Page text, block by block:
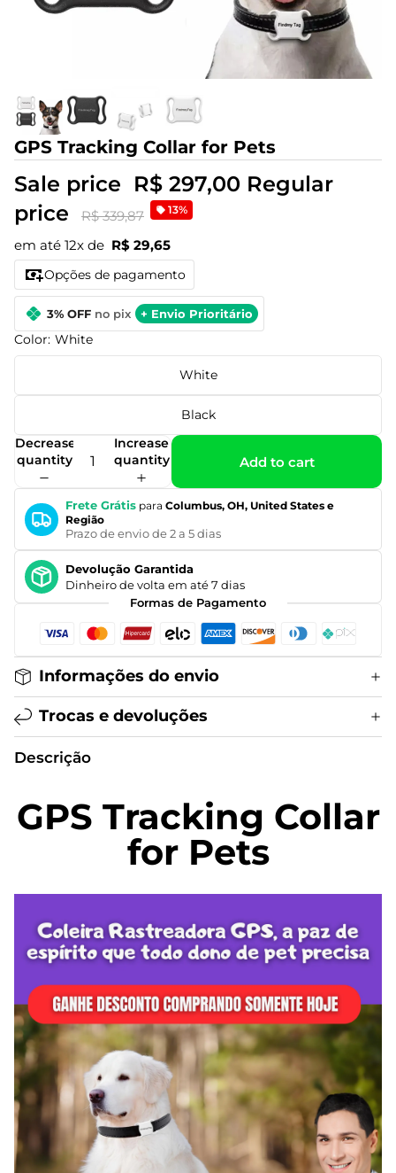
GPS Tracking Collar for Pets
Sale price R$ 297,00 Regular
price
R$ 339,87 13%
em até 12x de R$ 29,65
Opções de pagamento
3% OFF no pix + Envio Prioritário
Color: White
White
Black
Decrease
quantity
Increase
quantity
Add to cart
Frete Grátis para Columbus, OH, United States e
Região
Prazo de envio de 2 a 5 dias
Devolução Garantida
Dinheiro de volta em até 7 dias
Formas de Pagamento
Informações do envio
Trocas e devoluções
Descrição
GPS Tracking Collar
for Pets